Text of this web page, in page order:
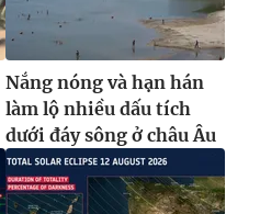
Nắng nóng và hạn hán
làm lộ nhiều dấu tích
dưới đáy sông ở châu Âu